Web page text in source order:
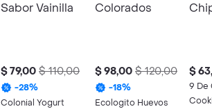
$ 79,00 $ 110,00
-28%
Colonial Yogurt
$ 98,00 $ 120,00
-18%
Ecologito Huevos
$
9 De Oro